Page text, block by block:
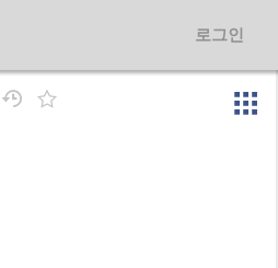
로그인